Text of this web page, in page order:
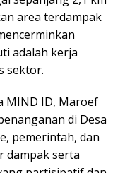
area terdampak
adalah kerja
sektor.
MIND ID, Maroef
di Desa
pemerintah, dan
dampak serta